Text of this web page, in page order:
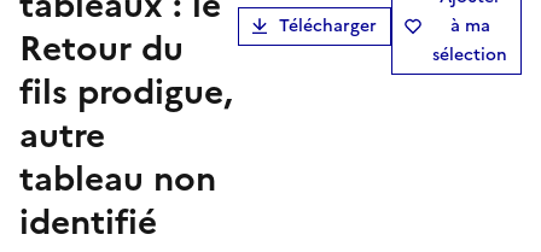
Retour du
fils prodigue,
autre
tableau non
identifié
Télécharger
à ma
sélection